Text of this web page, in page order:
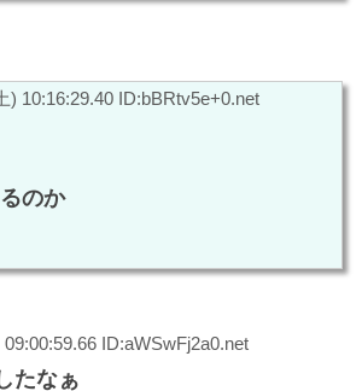
) 10:16:29.40 ID:bBRtv5e+0.net
のか
ID:aWSwFj2a0.net
たなぁ